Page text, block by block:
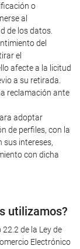
o
al
de los datos.
del
el
afecte a la licitud
a su retirada.
reclamación ante
adoptar
de perfiles, con la
sus intereses,
con dicha
utilizamos?
de la Ley de
Electrónico